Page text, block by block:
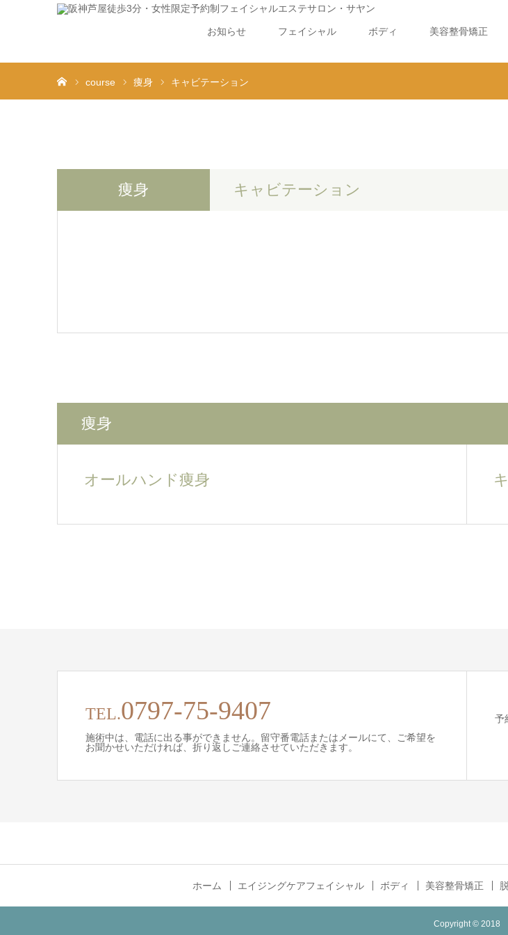
お知らせ フェイシャル ボディ 美容整骨矯正
course 痩身 キャビテーション
痩身 キャビテーション
痩身
オールハンド痩身
TEL.0797-75-9407
施術中は、電話に出る事ができません。留守番電話またはメールにて、ご希望を
お聞かせいただければ、折り返しご連絡させていただきます。
予
ホーム エイジングケアフェイシャル ボディ 美容整骨矯正
Copyright © 2018